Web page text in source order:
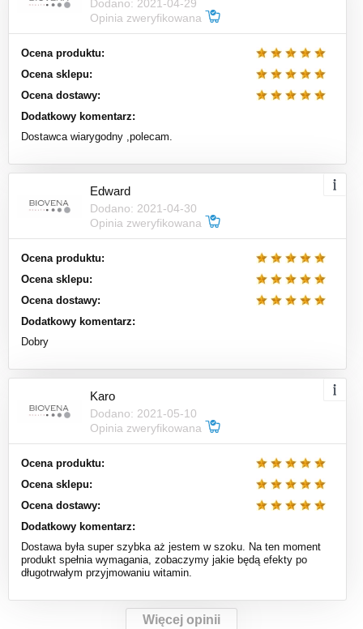
Dodano: 2021-04-29
Opinia zweryfikowana
Ocena produktu:
Ocena sklepu:
Ocena dostawy:
Dodatkowy komentarz:
Dostawca wiarygodny ,polecam.
Edward
Dodano: 2021-04-30
Opinia zweryfikowana
Ocena produktu:
Ocena sklepu:
Ocena dostawy:
Dodatkowy komentarz:
Dobry
Karo
Dodano: 2021-05-10
Opinia zweryfikowana
Ocena produktu:
Ocena sklepu:
Ocena dostawy:
Dodatkowy komentarz:
Dostawa była super szybka aż jestem w szoku. Na ten moment
produkt spełnia wymagania, zobaczymy jakie będą efekty po
długotrwałym przyjmowaniu witamin.
Więcej opinii